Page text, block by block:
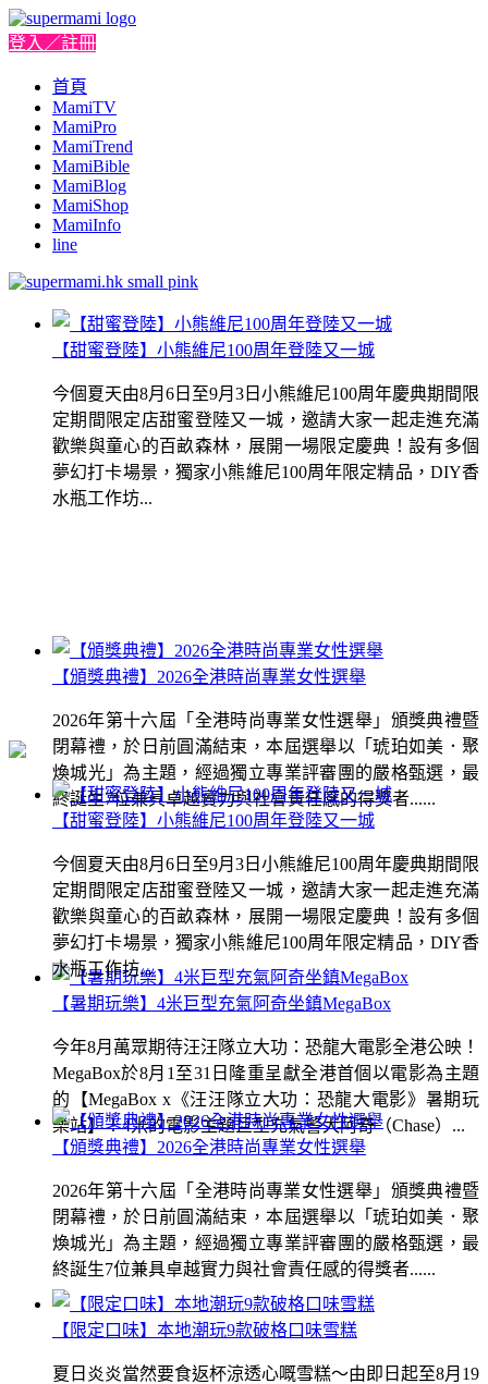
登入／註冊
首頁
MamiTV
MamiPro
MamiTrend
MamiBible
MamiBlog
MamiShop
MamiInfo
line
【甜蜜登陸】小熊維尼100周年登陸又一城
今個夏天由8月6日至9月3日小熊維尼100周年慶典期間限
定期間限定店甜蜜登陸又一城，邀請大家一起走進充滿
歡樂與童心的百畝森林，展開一場限定慶典！設有多個
夢幻打卡場景，獨家小熊維尼100周年限定精品，DIY香
水瓶工作坊...
【頒獎典禮】2026全港時尚專業女性選舉
2026年第十六屆「全港時尚專業女性選舉」頒獎典禮暨
閉幕禮，於日前圓滿結束，本屆選舉以「琥珀如美．聚
煥城光」為主題，經過獨立專業評審團的嚴格甄選，最
終誕生7位兼具卓越實力與社會責任感的得獎者......
【暑期玩樂】4米巨型充氣阿奇坐鎮MegaBox
今年8月萬眾期待汪汪隊立大功：恐龍大電影全港公映！
MegaBox於8月1至31日隆重呈獻全港首個以電影為主題
的【MegaBox x《汪汪隊立大功：恐龍大電影》暑期玩
樂站】！4米的電影主題巨型充氣警犬阿奇（Chase）...
【限定口味】本地潮玩9款破格口味雪糕
夏日炎炎當然要食返杯涼透心嘅雪糕～由即日起至8月19
【甜蜜登陸】小熊維尼100周年登陸又一城
今個夏天由8月6日至9月3日小熊維尼100周年慶典期間限
定期間限定店甜蜜登陸又一城，邀請大家一起走進充滿
歡樂與童心的百畝森林，展開一場限定慶典！設有多個
夢幻打卡場景，獨家小熊維尼100周年限定精品，DIY香
水瓶工作坊...
【頒獎典禮】2026全港時尚專業女性選舉
2026年第十六屆「全港時尚專業女性選舉」頒獎典禮暨
閉幕禮，於日前圓滿結束，本屆選舉以「琥珀如美．聚
煥城光」為主題，經過獨立專業評審團的嚴格甄選，最
終誕生7位兼具卓越實力與社會責任感的得獎者......